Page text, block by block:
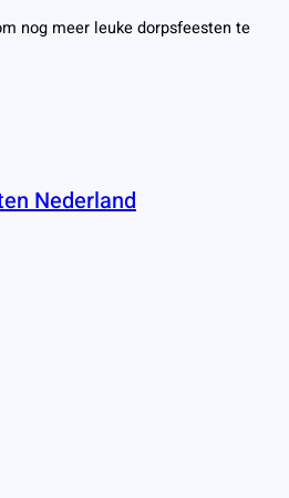
nog meer leuke dorpsfeesten te
Nederland